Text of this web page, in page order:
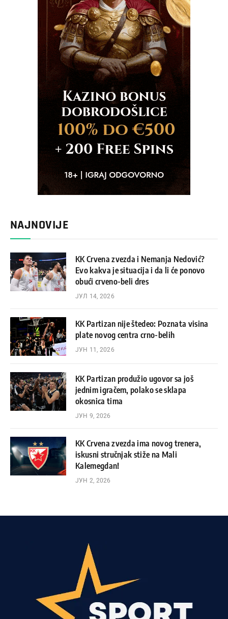
NAJNOVIJE
KK Crvena zvezda i Nemanja Nedović?
Evo kakva je situacija i da li će ponovo
obući crveno-beli dres
ЈУЛ 14, 2026
KK Partizan nije štedeo: Poznata visina
plate novog centra crno-belih
ЈУН 11, 2026
KK Partizan produžio ugovor sa još
jednim igračem, polako se sklapa
okosnica tima
ЈУН 9, 2026
KK Crvena zvezda ima novog trenera,
iskusni stručnjak stiže na Mali
Kalemegdan!
ЈУН 2, 2026